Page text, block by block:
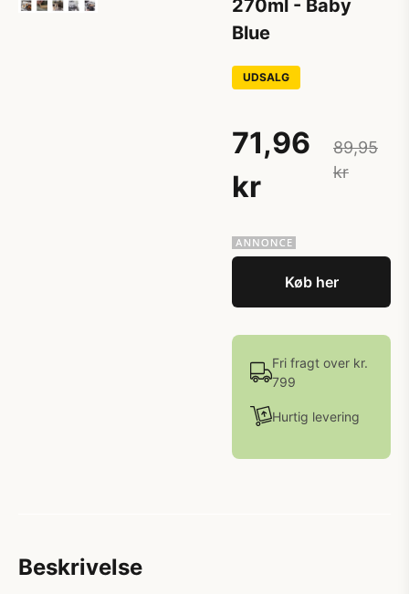
270ml - Baby
Blue
UDSALG
71,96
kr
89,95
kr
Køb her
Fri fragt over kr.
799
Hurtig levering
Beskrivelse